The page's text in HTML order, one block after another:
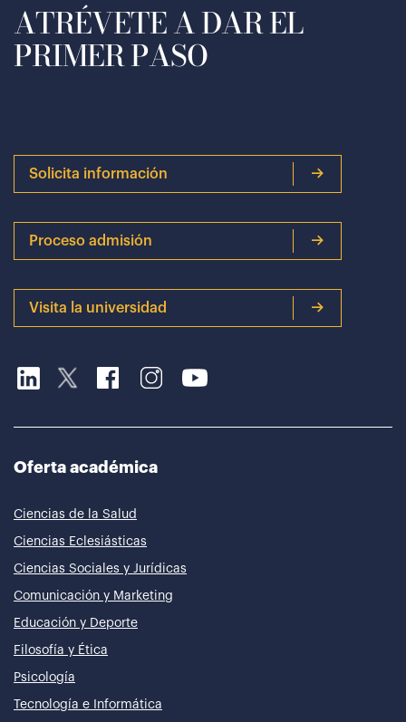
ATRÉVETE A DAR EL
PRIMER PASO
Solicita información
Proceso admisión
Visita la universidad
Oferta académica
Ciencias de la Salud
Ciencias Eclesiásticas
Ciencias Sociales y Jurídicas
Comunicación y Marketing
Educación y Deporte
Filosofía y Ética
Psicología
Tecnología e Informática